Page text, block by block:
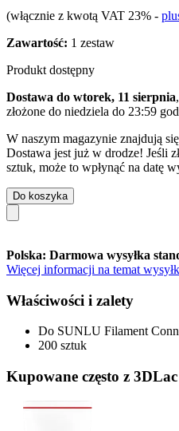
(włącznie z kwotą VAT 23% -
Zawartość: 1 zestaw
Produkt dostępny
Dostawa do wtorek, 11 sierpnia
złożone do niedziela do 23:59
W naszym magazynie znajdują
Dostawa jest już w drodze! Jeśli
sztuk, może to wpłynąć na datę
Do koszyka
Polska: Darmowa wysyłka
Więcej informacji na temat
Właściwości i zalety
Do SUNLU Filament
200 sztuk
Kupowane często z